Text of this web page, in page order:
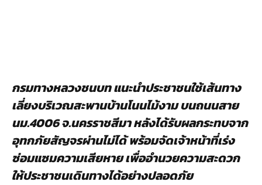
กรมทางหลวงชนบท แนะนำประชาชนใช้เส้นทาง
เลี่ยงบริเวณสะพานบ้านโนนไม้งาม บนถนนสาย
นม.4006จ.นครราชสีมา หลังได้รับผลกระทบจาก
อุทกภัยสัญจรผ่านไม่ได้ พร้อมจัดเจ้าหน้าที่เร่ง
ซ่อมแซมความเสียหาย เพื่ออำนวยความสะดวก
ให้ประชาชนเดินทางได้อย่างปลอดภัย